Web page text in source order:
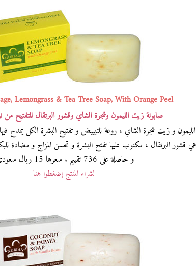
Lemongrass & Tea Tree Soap, With Orange Peel
صابونة زيت الليمون وشجرة الشاي وقشور البرتقال للتفتيح من
و زيت شجرة الشاي ، روعة للتبييض و تفتيح البشرة الكل يمدح فيها
قشور البرتقال ، مكتوب عليها تفتح البشرة و تحسن المزاج و مضادة
و حاصلة على 736 تقييم . سعرها 15 ريال سعودي
لشراء المنتج إضغطوا هنا